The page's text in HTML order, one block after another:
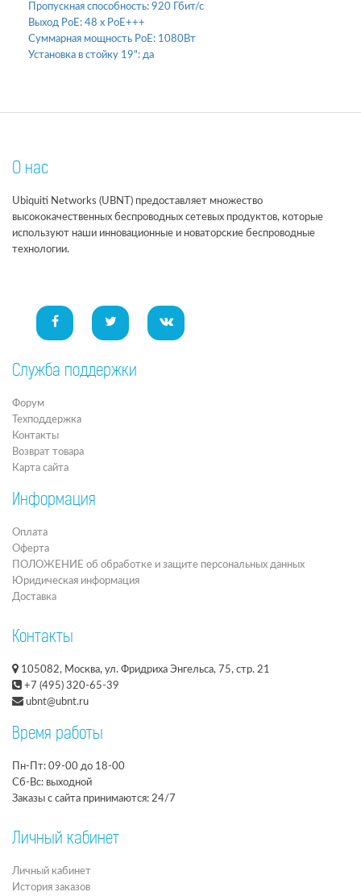
Пропускная способность: 920 Гбит/с
Выход PoE: 48 x PoE+++
Суммарная мощность PoE: 1080Вт
Установка в стойку 19": да
О нас
Ubiquiti Networks (UBNT) предоставляет множество
высококачественных беспроводных сетевых продуктов, которые
используют наши инновационные и новаторские беспроводные
технологии.
Служба поддержки
Форум
Техподдержка
Контакты
Возврат товара
Карта сайта
Информация
Оплата
Оферта
ПОЛОЖЕНИЕ об обработке и защите персональных данных
Юридическая информация
Доставка
Контакты
105082, Москва, ул. Фридриха Энгельса, 75, стр. 21
+7 (495) 320-65-39
ubnt@ubnt.ru
Время работы
Пн-Пт: 09-00 до 18-00
Сб-Вс: выходной
Заказы с сайта принимаются: 24/7
Личный кабинет
Личный кабинет
История заказов